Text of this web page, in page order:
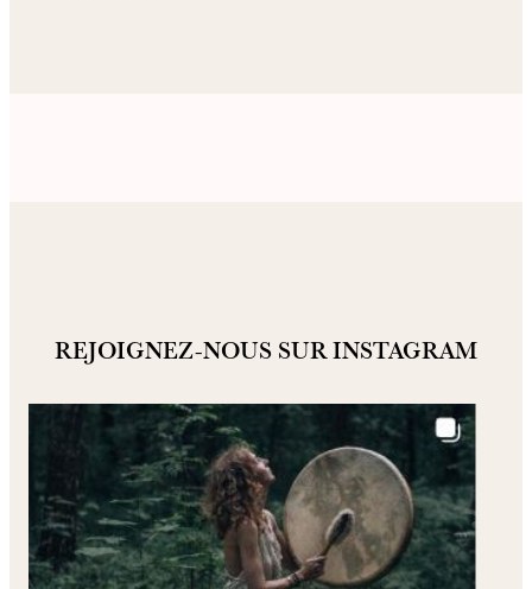
REJOIGNEZ-NOUS SUR INSTAGRAM